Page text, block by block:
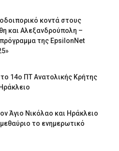
κοντά στους
και Αλεξανδρούπολη –
πρόγραμμα της EpsilonNet
14ο ΠΤ Ανατολικής Κρήτης
Άγιο Νικόλαο και Ηράκλειο
το ενημερωτικό